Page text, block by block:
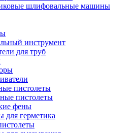
шлифовальные машины
инструмент
для труб
пистолеты
пистолеты
фены
для герметика